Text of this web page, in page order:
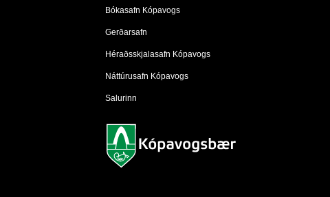
Bókasafn Kópavogs
Gerðarsafn
Héraðsskjalasafn Kópavogs
Náttúrusafn Kópavogs
Salurinn